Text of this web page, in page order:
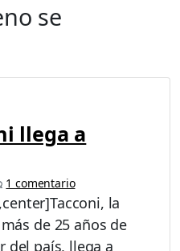
se
llega a
1 comentarioe
n
m
la
de 25 años de
del país, llega a